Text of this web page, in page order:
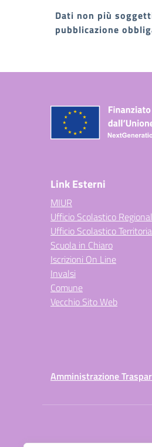
Dati non più
pubblicazione
Link Esterni
MIUR
Ufficio Scolastico
Ufficio Scolastico
Scuola in Chiaro
Iscrizioni On Line
Invalsi
Comune
Vecchio Sito Web
Amministrazione